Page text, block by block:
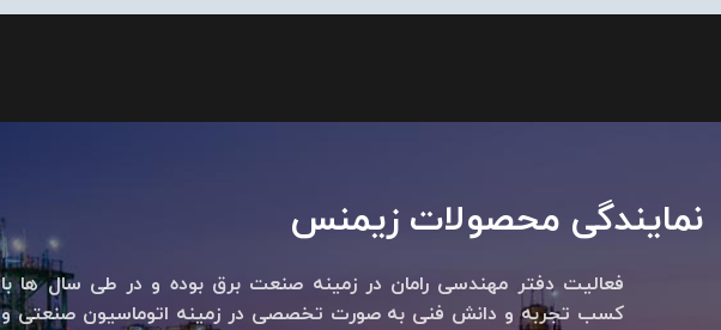
نمایندگی محصولات زیمنس
فعالیت دفتر مهندسی رامان در زمینه صنعت برق بوده و در طی سال ها با
کسب تجربه و دانش فنی به صورت تخصصی در زمینه اتوماسیون صنعتی و